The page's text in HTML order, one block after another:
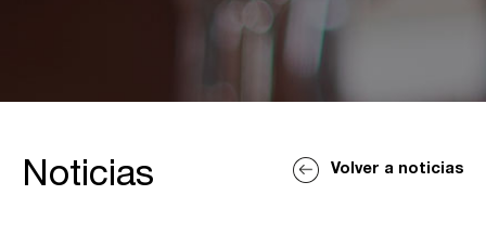
Noticias Volver a noticias